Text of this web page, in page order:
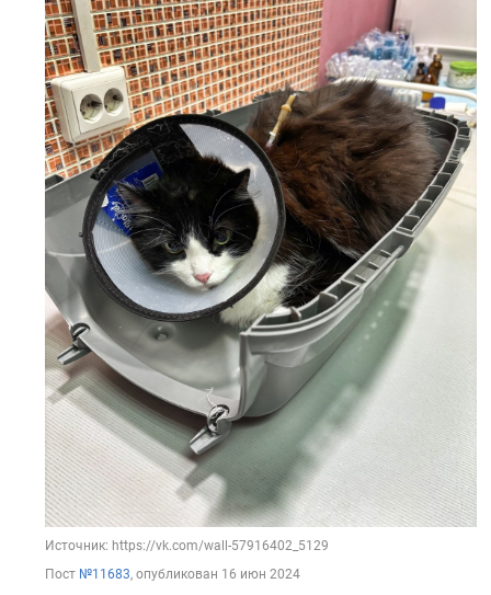
Источник: https://vk.com/wall-57916402_5129
Пост №11683, опубликован 16 июн 2024